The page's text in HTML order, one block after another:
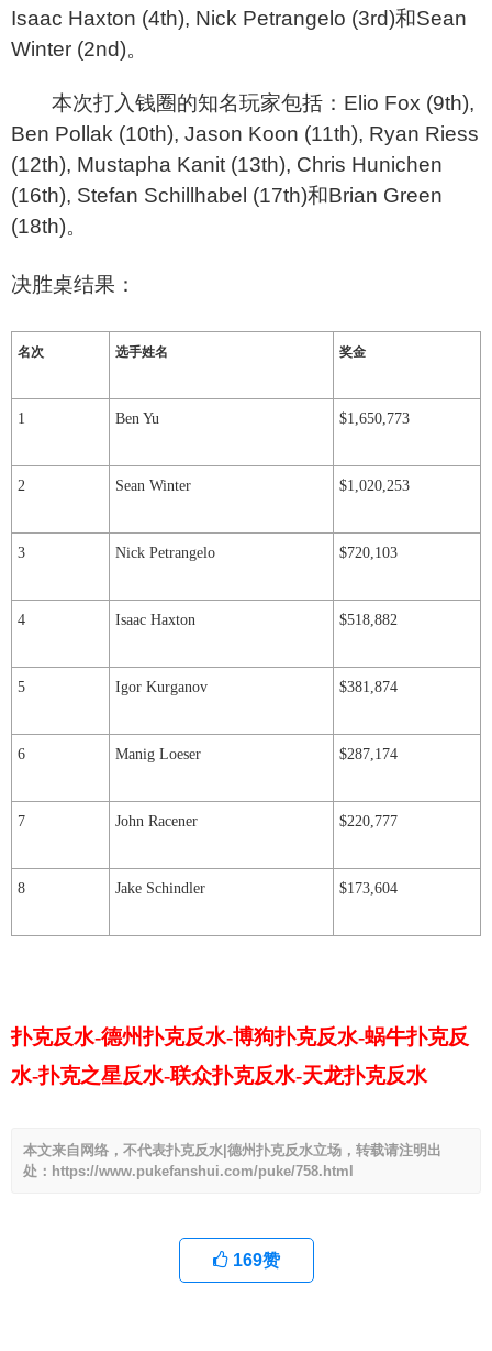
Isaac Haxton (4th), Nick Petrangelo (3rd)和Sean
Winter (2nd)。
本次打入钱圈的知名玩家包括：Elio Fox (9th),
Ben Pollak (10th), Jason Koon (11th), Ryan Riess
(12th), Mustapha Kanit (13th), Chris Hunichen
(16th), Stefan Schillhabel (17th)和Brian Green
(18th)。
决胜桌结果：
名次 选手姓名 奖金
1 Ben Yu $1,650,773
2 Sean Winter $1,020,253
3 Nick Petrangelo $720,103
4 Isaac Haxton $518,882
5 Igor Kurganov $381,874
6 Manig Loeser $287,174
7 John Racener $220,777
8 Jake Schindler $173,604
扑克反水-德州扑克反水-博狗扑克反水-蜗牛扑克反
水-扑克之星反水-联众扑克反水-天龙扑克反水
本文来自网络，不代表扑克反水|德州扑克反水立场，转载请注明出
处：https://www.pukefanshui.com/puke/758.html
169赞